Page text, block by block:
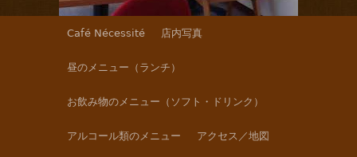
Café Nécessité 店内写真
昼のメニュー（ランチ）
お飲み物のメニュー（ソフト・ドリンク）
アルコール類のメニュー アクセス／地図